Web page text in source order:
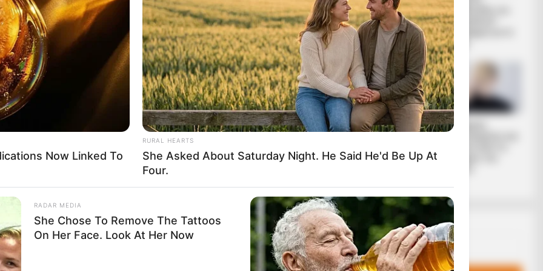
Ο ΚΟΣΜΟΣ ΟΤΙ ΚΑΤΙ ΓΙΝΕΤΑΙ ΕΚΕΙ ΜΕΣΑ…… ΤΟ ΚΑΤΑΛΑΒΑΙΝΕΙ, ΧΩΡΙΣ
ΤΟ ΔΕΙ……… ΚΑΙ ΜΙΑ ΩΡΑΙΑ ΠΡΩΙΑ, ΑΥΤΟ ΤΟ ΜΑΓΑΖΙ ΕΙΝΑΙ ΕΤΟΙΜΟ….. ΠΕΦΤΕΙ
ΑΝΑΔΕΙΚΝΥΕΤΑΙ ΜΕ ΟΛΗ ΤΟΥ ΤΗΝ ΜΕΓΑΛΟΠΡΕΠΕΙΑ ΣΤΟΝ ΚΟΣΜΟ, ΕΤΟΙΜΟ
ΤΟ ΠΑΛΙΟ ΜΑΓΑΖΙ ΚΑΙ ΞΑΦΝΙΚΑ ΑΝΤΙΚΡΥΣΑΝ ΤΟ ΝΕΟ ΚΑΙ ΠΙΟ
υποκλοπές στην
Ελλάδα – “Η...
καταδικάζει τον
“γκεμπελικό”
συναγερμό για το
κλίμα
ΑΙΤΗΜΑ
ΠΡΟΒΕΙ ΣΕ
Αφαίρεση
Email address:
Now Linked To
RURAL HEARTS
She Asked About Saturday Night. He Said He'd Be Up At
Four.
RADAR MEDIA
She Chose To Remove The Tattoos
On Her Face. Look At Her Now